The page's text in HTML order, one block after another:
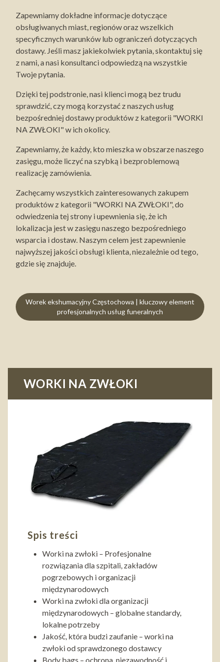
Zapewniamy dokładne informacje dotyczące
obsługiwanych miast, regionów oraz wszelkich
specyficznych warunków lub ograniczeń dotyczących
dostawy. Jeśli masz jakiekolwiek pytania, skontaktuj się
z nami, a nasi konsultanci odpowiedzą na wszystkie
Twoje pytania.
Dzięki tej podstronie, nasi klienci mogą bez trudu
sprawdzić, czy mogą korzystać z naszych usług
bezpośredniej dostawy produktów z kategorii "WORKI
NA ZWŁOKI" w ich okolicy.
Zapewniamy, że każdy, kto mieszka w obszarze naszego
zasięgu, może liczyć na szybką i bezproblemową
realizację zamówienia.
Zachęcamy wszystkich zainteresowanych zakupem
produktów z kategorii "WORKI NA ZWŁOKI", do
odwiedzenia tej strony i upewnienia się, że ich
lokalizacja jest w zasięgu naszego bezpośredniego
wsparcia i dostaw. Naszym celem jest zapewnienie
najwyższej jakości obsługi klienta, niezależnie od tego,
gdzie się znajduje.
Worek ekshumacyjny Częstochowa | kluczowy element
profesjonalnych usług funeralnych
WORKI NA ZWŁOKI
Spis treści
Worki na zwłoki – Profesjonalne
rozwiązania dla szpitali, zakładów
pogrzebowych i organizacji
międzynarodowych
Worki na zwłoki dla organizacji
międzynarodowych – globalne standardy,
lokalne potrzeby
Jakość, która budzi zaufanie – worki na
zwłoki od sprawdzonego dostawcy
Body bags – ochrona, niezawodność i